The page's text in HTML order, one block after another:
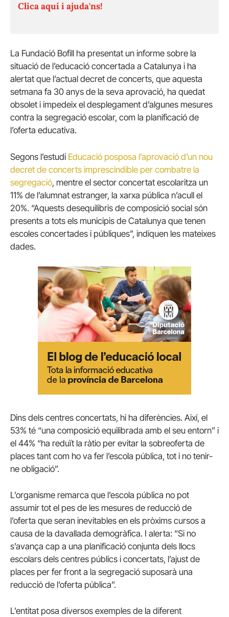
Clica aquí i ajuda'ns!
La Fundació Bofill ha presentat un informe sobre la
situació de l’educació concertada a Catalunya i ha
alertat que l’actual decret de concerts, que aquesta
setmana fa 30 anys de la seva aprovació, ha quedat
obsolet i impedeix el desplegament d’algunes mesures
contra la segregació escolar, com la planificació de
l’oferta educativa.
Segons l’estudi Educació posposa l’aprovació d’un nou
decret de concerts imprescindible per combatre la
segregació, mentre el sector concertat escolaritza un
11% de l’alumnat estranger, la xarxa pública n’acull el
20%. “Aquests desequilibris de composició social són
presents a tots els municipis de Catalunya que tenen
escoles concertades i públiques”, indiquen les mateixes
dades.
Dins dels centres concertats, hi ha diferències. Així, el
53% té “una composició equilibrada amb el seu entorn” i
el 44% “ha reduït la ràtio per evitar la sobreoferta de
places tant com ho va fer l’escola pública, tot i no tenir-
ne obligació”.
L’organisme remarca que l’escola pública no pot
assumir tot el pes de les mesures de reducció de
l’oferta que seran inevitables en els pròxims cursos a
causa de la davallada demogràfica. I alerta: “Si no
s’avança cap a una planificació conjunta dels llocs
escolars dels centres públics i concertats, l’ajust de
places per fer front a la segregació suposarà una
reducció de l’oferta pública”.
L’entitat posa diversos exemples de la diferent